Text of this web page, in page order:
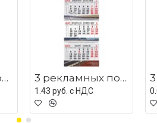
1 рекламное поле с люверсом 3 рекламных поля с мет планками
1.43 руб. c НДС